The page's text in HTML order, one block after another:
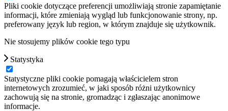
Pliki cookie dotyczące preferencji umożliwiają stronie zapamiętanie
informacji, które zmieniają wygląd lub funkcjonowanie strony, np.
preferowany język lub region, w którym znajduje się użytkownik.
Nie stosujemy plików cookie tego typu
Statystyka
Statystyczne pliki cookie pomagają właścicielem stron
internetowych zrozumieć, w jaki sposób różni użytkownicy
zachowują się na stronie, gromadząc i zgłaszając anonimowe
informacje.